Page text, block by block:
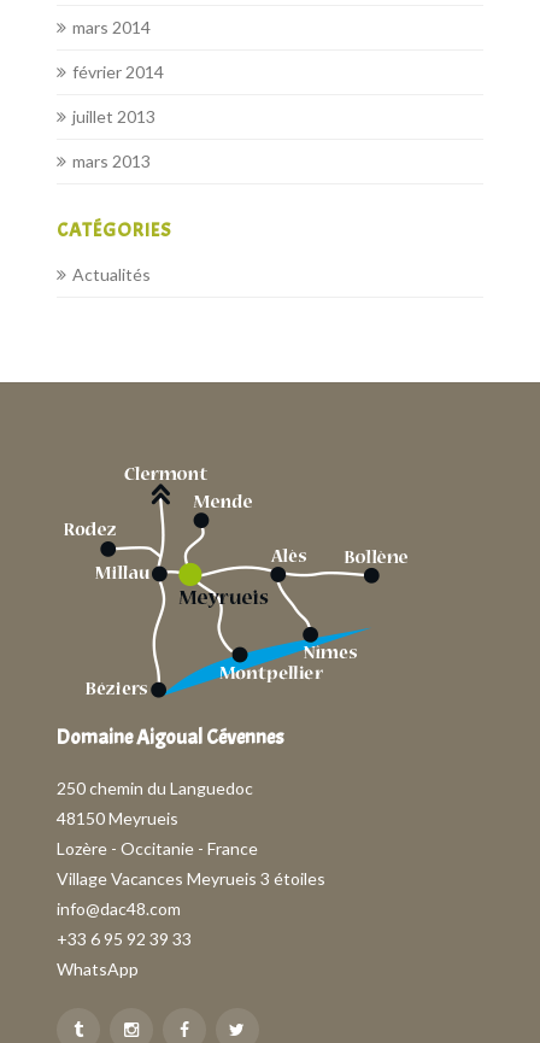
mars 2014
février 2014
juillet 2013
mars 2013
CATÉGORIES
Actualités
Domaine Aigoual Cévennes
250 chemin du Languedoc
48150 Meyrueis
Lozère - Occitanie - France
Village Vacances Meyrueis 3 étoiles
info@dac48.com
+33 6 95 92 39 33
WhatsApp